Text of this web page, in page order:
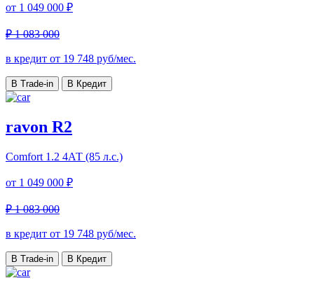
от 1 049 000 ₽
₽ 1 083 000
в кредит от 19 748 руб/мес.
В Trade-in В Кредит
ravon R2
Comfort 1.2 4АТ (85 л.с.)
от 1 049 000 ₽
₽ 1 083 000
в кредит от 19 748 руб/мес.
В Trade-in В Кредит